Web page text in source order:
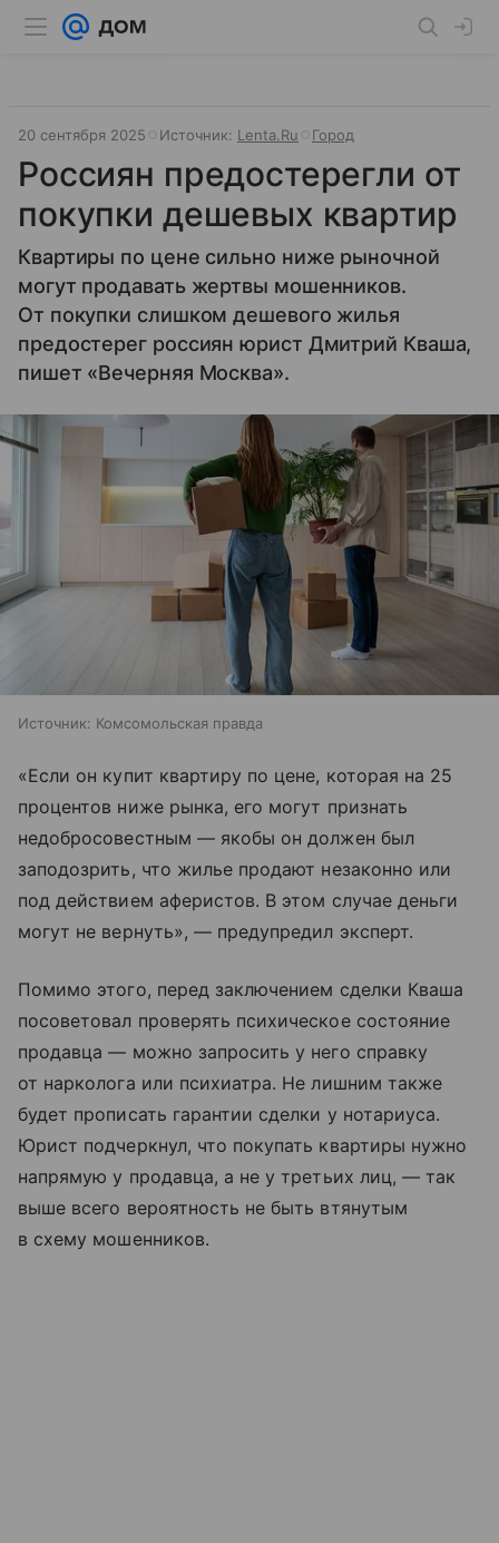
20 сентября 2025 Источник: Lenta.Ru Город
Россиян предостерегли от
покупки дешевых квартир
Квартиры по цене сильно ниже рыночной
могут продавать жертвы мошенников.
От покупки слишком дешевого жилья
предостерег россиян юрист Дмитрий Кваша,
пишет «Вечерняя Москва».
Источник: Комсомольская правда
«Если он купит квартиру по цене, которая на 25
процентов ниже рынка, его могут признать
недобросовестным — якобы он должен был
заподозрить, что жилье продают незаконно или
под действием аферистов. В этом случае деньги
могут не вернуть», — предупредил эксперт.
Помимо этого, перед заключением сделки Кваша
посоветовал проверять психическое состояние
продавца — можно запросить у него справку
от нарколога или психиатра. Не лишним также
будет прописать гарантии сделки у нотариуса.
Юрист подчеркнул, что покупать квартиры нужно
напрямую у продавца, а не у третьих лиц, — так
выше всего вероятность не быть втянутым
в схему мошенников.